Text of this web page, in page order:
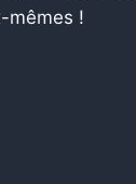
mêmes !